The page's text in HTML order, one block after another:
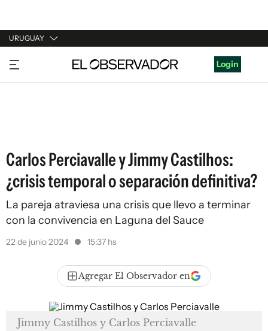
URUGUAY
URUGUAY
ARGENTINA
Login
Carlos Perciavalle y Jimmy Castilhos:
¿crisis temporal o separación definitiva?
La pareja atraviesa una crisis que llevo a terminar
con la convivencia en Laguna del Sauce
22 de junio 2024 15:37 hs
Agregar El Observador en
Jimmy Castilhos y Carlos Perciavalle